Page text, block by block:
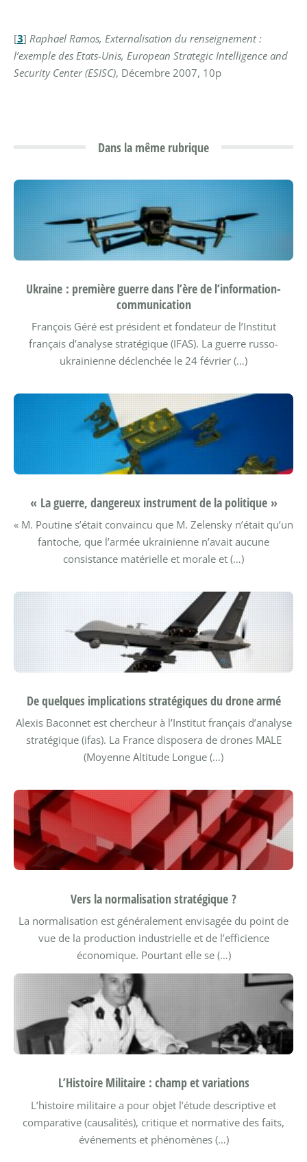
[3] Raphael Ramos, Externalisation du renseignement :
l’exemple des Etats-Unis, European Strategic Intelligence and
Security Center (ESISC), Décembre 2007, 10p
Dans la même rubrique
Ukraine : première guerre dans l’ère de l’information-
communication
François Géré est président et fondateur de l’Institut
français d’analyse stratégique (IFAS). La guerre russo-
ukrainienne déclenchée le 24 février (…)
« La guerre, dangereux instrument de la politique »
« M. Poutine s’était convaincu que M. Zelensky n’était qu’un
fantoche, que l’armée ukrainienne n’avait aucune
consistance matérielle et morale et (…)
De quelques implications stratégiques du drone armé
Alexis Baconnet est chercheur à l’Institut français d’analyse
stratégique (ifas). La France disposera de drones MALE
(Moyenne Altitude Longue (…)
Vers la normalisation stratégique ?
La normalisation est généralement envisagée du point de
vue de la production industrielle et de l’efficience
économique. Pourtant elle se (…)
L’Histoire Militaire : champ et variations
L’histoire militaire a pour objet l’étude descriptive et
comparative (causalités), critique et normative des faits,
événements et phénomènes (…)